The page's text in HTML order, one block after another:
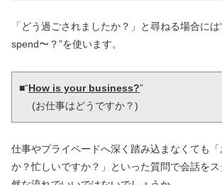
「どう過ごされましたか？」と尋ねる場合に
spend〜？”を使います。
■“How is your business?”
(お仕事はどうですか？)
仕事やプライペードへ深く踏み込まなくても
か？忙しいですか？」といった質問で会話を